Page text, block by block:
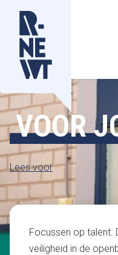
VOOR
Lees voor
Focussen op talent.
veiligheid in de